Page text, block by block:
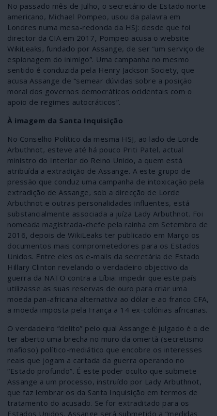
No passado mês de Julho, o secretário de Estado norte-
americano, Michael Pompeo, usou da palavra em
Londres numa mesa-redonda da HSJ: desde que foi
director da CIA em 2017, Pompeo acusa o website
WikiLeaks, fundado por Assange, de ser “um serviço de
espionagem do inimigo”. Uma campanha no mesmo
sentido é conduzida pela Henry Jackson Society, que
acusa Assange de “semear dúvidas sobre a posição
moral dos governos democráticos ocidentais com o
apoio de regimes autocráticos”.
À imagem da Santa Inquisição
No Conselho Político da mesma HSJ, ao lado de Lorde
Arbuthnot, esteve até há pouco Priti Patel, actual
ministro do Interior do Reino Unido, a quem está
atribuída a extradição de Assange. A este grupo de
pressão que conduz uma campanha de intoxicação pela
extradição de Assange, sob a direcção de Lorde
Arbuthnot e outras personalidades influentes, está
substancialmente associada a juíza Lady Arbuthnot. Foi
nomeada magistrada-chefe pela rainha em Setembro de
2016, depois de WikiLeaks ter publicado em Março os
documentos mais comprometedores para os Estados
Unidos. Entre eles os e-mails da secretária de Estado
Hillary Clinton revelando o verdadeiro objectivo da
guerra da NATO contra a Líbia: impedir que este país
utilizasse as suas reservas de ouro para criar uma
moeda pan-africana alternativa ao dólar e ao franco CFA,
a moeda imposta pela França a 14 ex-colónias africanas.
O verdadeiro “delito” pelo qual Assange é julgado é o de
ter aberto uma brecha no muro da omertà (secretismo
mafioso) político-mediático que encobre os interesses
reais que jogam a cartada da guerra operando no
“Estado profundo”. É este poder oculto que submete
Assange a um processo, instruído por Lady Arbuthnot,
que faz lembrar os da Santa Inquisição em termos de
tratamento do acusado. Se for extraditado para os
Estados Unidos, Assange será submetido a “medidas